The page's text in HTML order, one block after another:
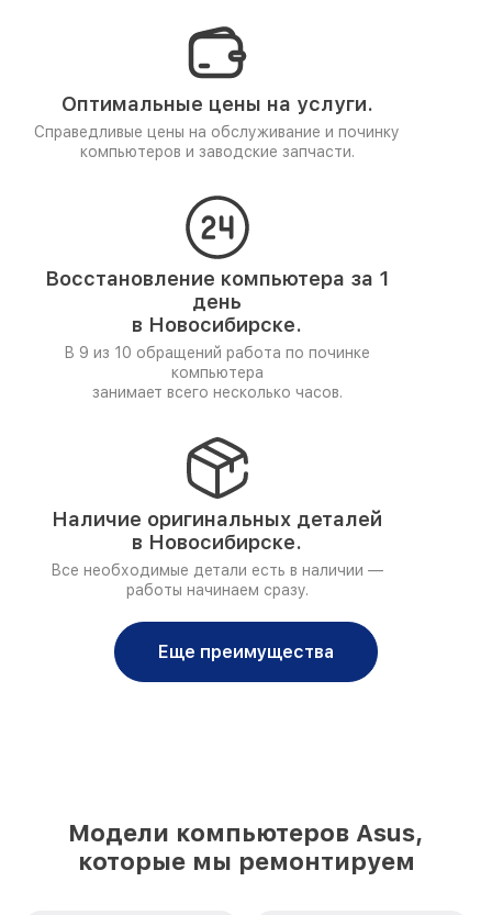
Оптимальные цены на услуги.
Справедливые цены на обслуживание и починку
компьютеров и заводские запчасти.
Восстановление компьютера за 1
день
в Новосибирске.
В 9 из 10 обращений работа по починке
компьютера
занимает всего несколько часов.
Наличие оригинальных деталей
в Новосибирске.
Все необходимые детали есть в наличии —
работы начинаем сразу.
Еще преимущества
Модели компьютеров Asus,
которые мы ремонтируем